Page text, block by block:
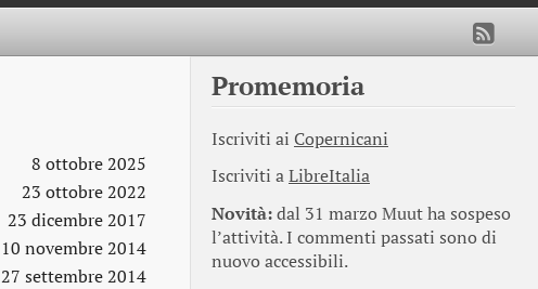
8 ottobre 2025
23 ottobre 2022
23 dicembre 2017
10 novembre 2014
27 settembre 2014
Promemoria
Iscriviti ai Copernicani
Iscriviti aLibreItalia
Novità:dal 31 marzo Muut ha sospeso
l’attività. I commenti passati sono di
nuovo accessibili.